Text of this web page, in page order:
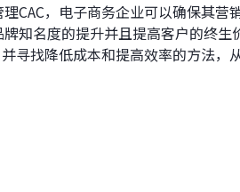
CAC，电子商务企业可以确保其
知名度的提升并且提高客户的终
寻找降低成本和提高效率的方法，